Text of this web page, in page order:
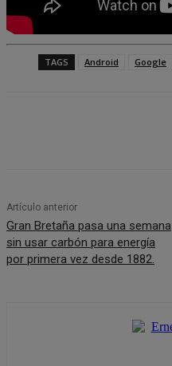
TAGS Android Google
Artículo anterior
Gran Bretaña pasa una semana
sin usar carbón para energía
por primera vez desde 1882.